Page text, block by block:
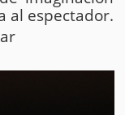
al espectador.